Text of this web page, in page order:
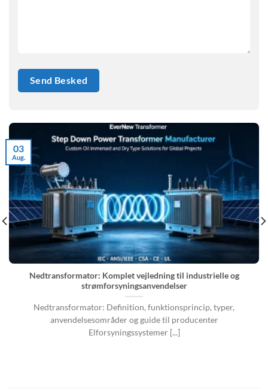
Nedtransformator: Komplet vejledning til industrielle og
strømforsyningsanvendelser
Nedtransformator: Definition, funktionsprincip, typer,
anvendelsesområder og guide til producenter
Elforsyningssystemer [...]
03
Aug.